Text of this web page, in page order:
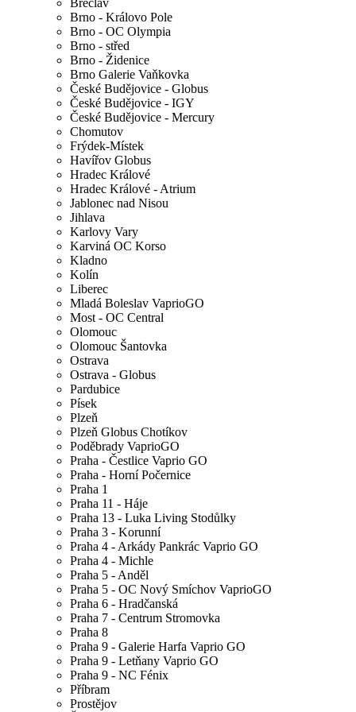
Břeclav
Brno - Královo Pole
Brno - OC Olympia
Brno - střed
Brno - Židenice
Brno Galerie Vaňkovka
České Budějovice - Globus
České Budějovice - IGY
České Budějovice - Mercury
Chomutov
Frýdek-Místek
Havířov Globus
Hradec Králové
Hradec Králové - Atrium
Jablonec nad Nisou
Jihlava
Karlovy Vary
Karviná OC Korso
Kladno
Kolín
Liberec
Mladá Boleslav VaprioGO
Most - OC Central
Olomouc
Olomouc Šantovka
Ostrava
Ostrava - Globus
Pardubice
Písek
Plzeň
Plzeň Globus Chotíkov
Poděbrady VaprioGO
Praha - Čestlice Vaprio GO
Praha - Horní Počernice
Praha 1
Praha 11 - Háje
Praha 13 - Luka Living Stodůlky
Praha 3 - Korunní
Praha 4 - Arkády Pankrác Vaprio GO
Praha 4 - Michle
Praha 5 - Anděl
Praha 5 - OC Nový Smíchov VaprioGO
Praha 6 - Hradčanská
Praha 7 - Centrum Stromovka
Praha 8
Praha 9 - Galerie Harfa Vaprio GO
Praha 9 - Letňany Vaprio GO
Praha 9 - NC Fénix
Příbram
Prostějov